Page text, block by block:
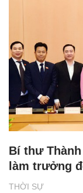
THỜI SỰ
Bí thư
làm trưởng